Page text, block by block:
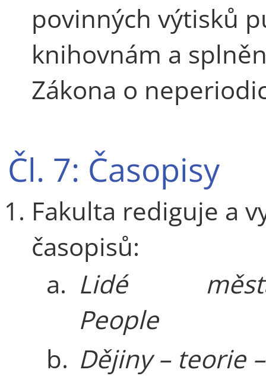
povinných výtisků
knihovnám a
Zákona o
Čl. 7: Časopisy
Fakulta rediguje a
časopisů:
a. Lidé
People
b. Dějiny – teorie